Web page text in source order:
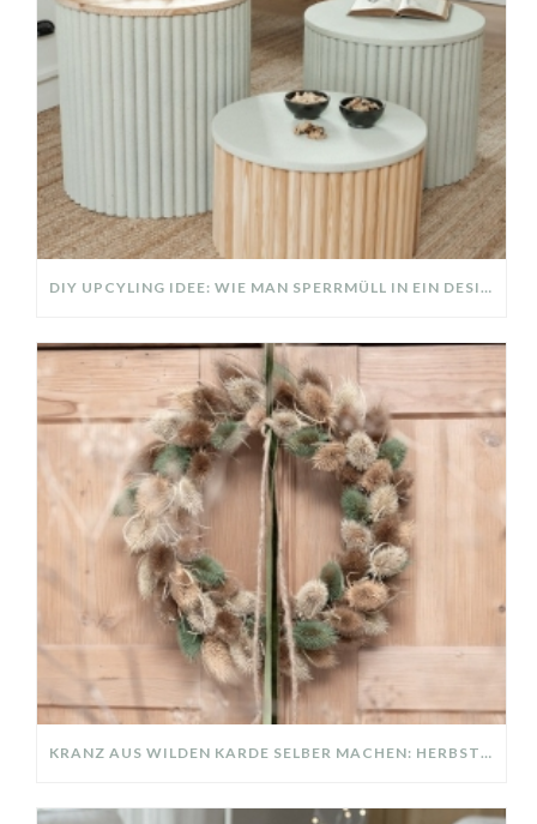
DIY UPCYLING IDEE: WIE MAN SPERRMÜLL IN EIN DESIGNER TEIL VERWANDELT
KRANZ AUS WILDEN KARDE SELBER MACHEN: HERBSTDEKO GANZ EINFACH